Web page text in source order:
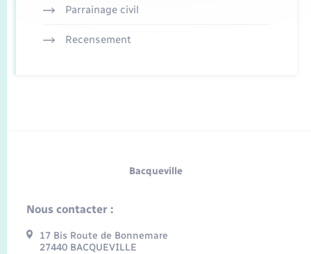
Parrainage civil
Recensement
Bacqueville
Nous contacter :
17 Bis Route de Bonnemare
27440 BACQUEVILLE